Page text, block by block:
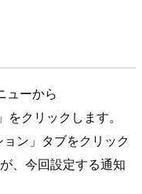
ューから
クリックします。
ン」タブをクリック
、今回設定する通知